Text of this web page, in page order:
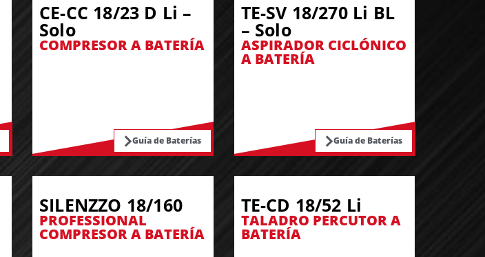
CE-CC 18/23 D Li –
Solo
COMPRESOR A BATERÍA
Guía de Baterías
TE-SV 18/270 Li BL
– Solo
ASPIRADOR CICLÓNICO
A BATERÍA
Guía de Baterías
SILENZZO 18/160
PROFESSIONAL
COMPRESOR A BATERÍA
TE-CD 18/52 Li
TALADRO PERCUTOR A
BATERÍA